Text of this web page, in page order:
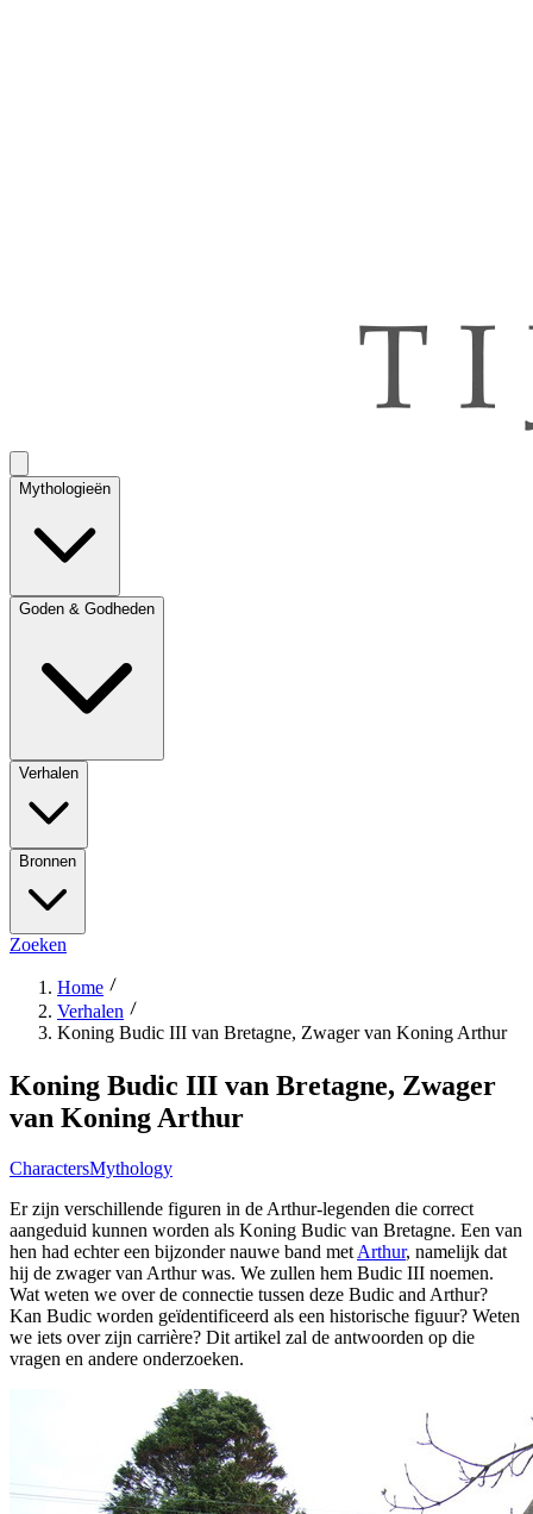
Mythologieën
Goden & Godheden
Verhalen
Bronnen
Zoeken
Home
Verhalen
Koning Budic III van Bretagne, Zwager van Koning Arthur
Koning Budic III van Bretagne, Zwager
van Koning Arthur
CharactersMythology
Er zijn verschillende figuren in de Arthur-legenden die correct
aangeduid kunnen worden als Koning Budic van Bretagne. Een van
hen had echter een bijzonder nauwe band met Arthur, namelijk dat
hij de zwager van Arthur was. We zullen hem Budic III noemen.
Wat weten we over de connectie tussen deze Budic and Arthur?
Kan Budic worden geïdentificeerd als een historische figuur? Weten
we iets over zijn carrière? Dit artikel zal de antwoorden op die
vragen en andere onderzoeken.